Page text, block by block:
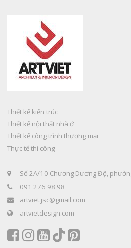
Thiết kế kiến trúc
Thiết kế nội thất nhà ở
Thiết kế công trình thương mại
Thực tế thi công
Số 2A/10 Chương Dương Độ,
091 276 98 98
artviet.jsc@gmail.com
artvietdesign.com